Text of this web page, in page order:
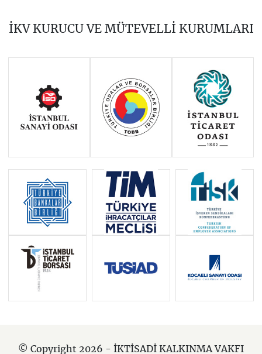
İKV KURUCU VE MÜTEVELLİ KURUMLARI
© Copyright 2026 - İKTİSADİ KALKINMA VAKFI